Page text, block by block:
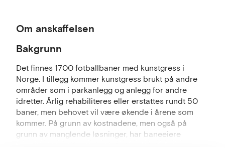
Om anskaffelsen
Bakgrunn
Det finnes 1700 fotballbaner med kunstgress i
Norge. I tillegg kommer kunstgress brukt på andre
områder som i parkanlegg og anlegg for andre
idretter. Årlig rehabiliteres eller erstattes rundt 50
baner, men behovet vil være økende i årene som
kommer. På grunn av kostnadene, men også på
grunn av manglende løsninger, har baneeiere